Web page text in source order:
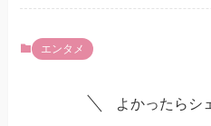
エンタメ
よかったらシ